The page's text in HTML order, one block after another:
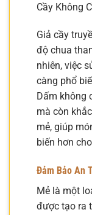
Cầy Không
Giả cầy
độ chua
nhiên, việc
càng phổ
Dấm không
mà còn
mẻ, giúp
biến hơn
Đảm Bảo An
Mẻ là một
được tạo ra